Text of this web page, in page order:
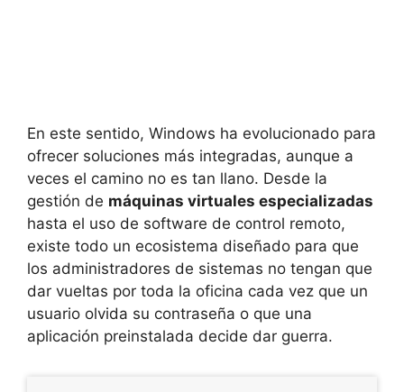
En este sentido, Windows ha evolucionado para
ofrecer soluciones más integradas, aunque a
veces el camino no es tan llano. Desde la
gestión de máquinas virtuales especializadas
hasta el uso de software de control remoto,
existe todo un ecosistema diseñado para que
los administradores de sistemas no tengan que
dar vueltas por toda la oficina cada vez que un
usuario olvida su contraseña o que una
aplicación preinstalada decide dar guerra.